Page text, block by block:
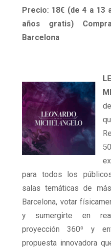
Precio: 18€ (de 4 a 13
años gratis)
Barcelona
para todos los
salas temáticas de
Barcelona, votar
y sumergirte en
proyección 360º y
propuesta innovadora